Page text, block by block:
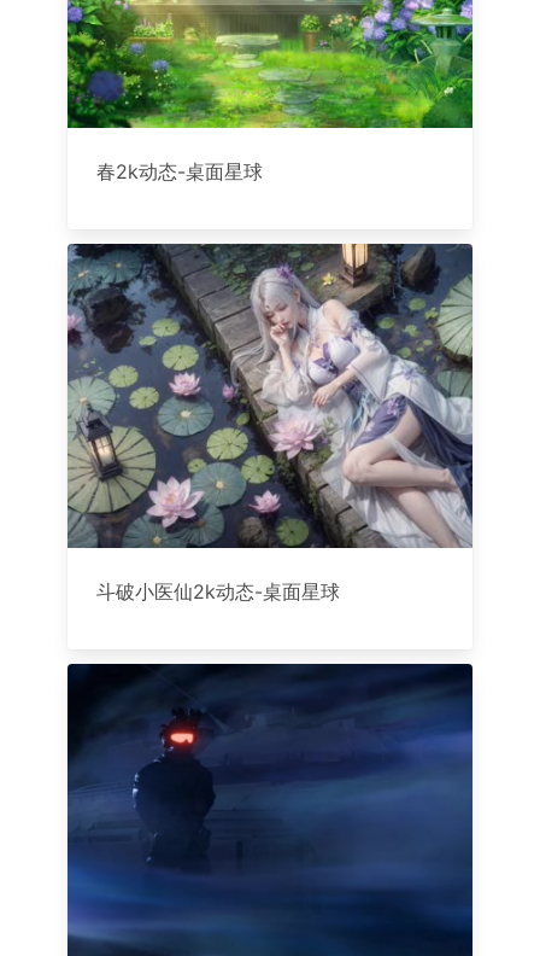
春2k动态-桌面星球
斗破小医仙2k动态-桌面星球